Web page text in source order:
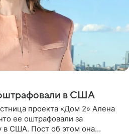
в США
проекта «Дом 2» Алена
ее оштрафовали за
в США. Пост об этом она